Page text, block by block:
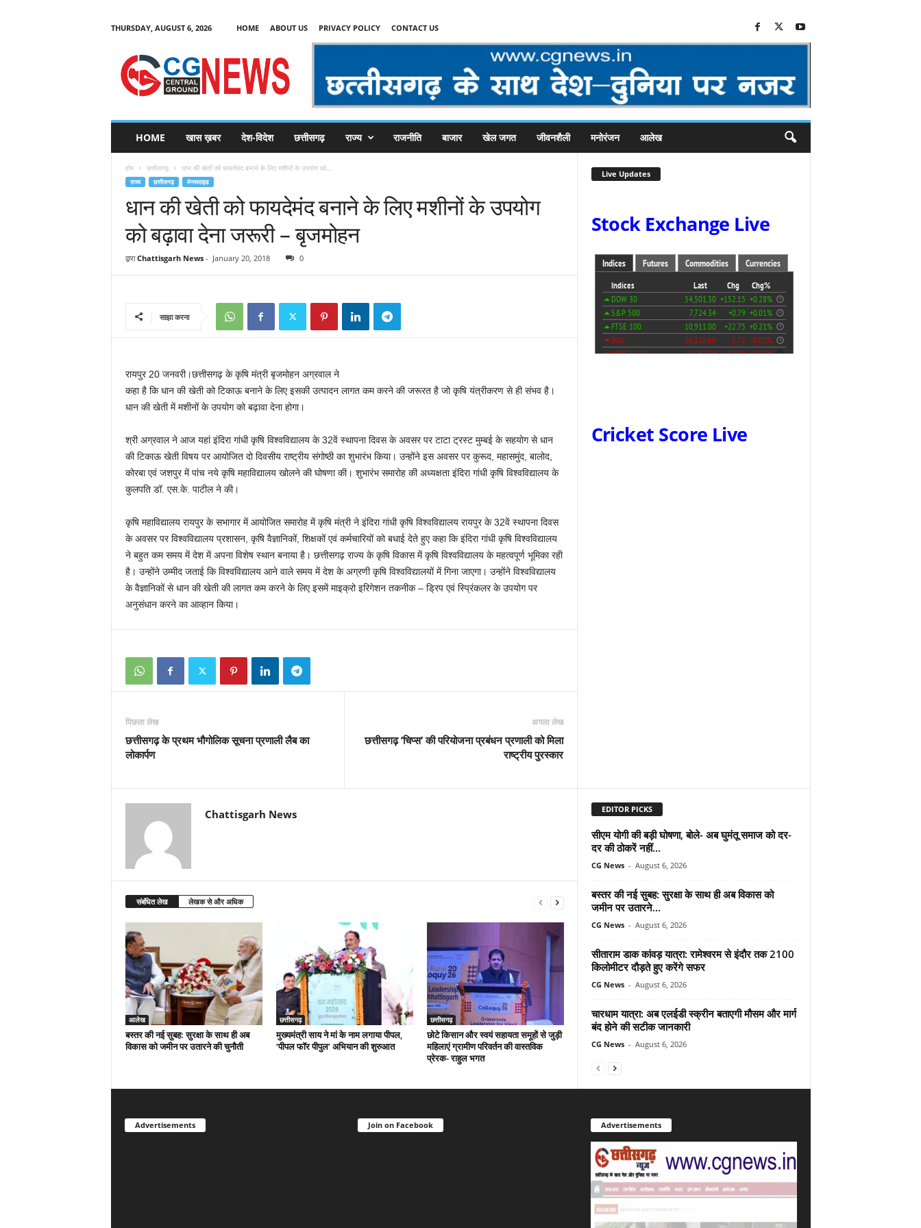
THURSDAY, AUGUST 6, 2026 HOME ABOUT US PRIVACY POLICY CONTACT US
C
HOME खास ख़बर देश-विदेश छत्तीसगढ़ राज्य राजनीति बाजार खेल जगत जीवनशैली मनोरंजन आलेख
होम छत्तीसगढ़ धान की खेती को फायदेमंद बनाने के लिए मशीनों के उपयोग को...
राज्य छत्तीसगढ़ मेनस्लाइड
धान की खेती को फायदेमंद बनाने के लिए मशीनों के उपयोग
को बढ़ावा देना जरूरी – बृजमोहन
द्वारा Chattisgarh News- January 20, 2018 0
साझा करना
रायपुर 20 जनवरी।छत्तीसगढ़ के कृषि मंत्री बृजमोहन अग्रवाल ने
कहा है कि धान की खेती को टिकाऊ बनाने के लिए इसकी उत्पादन लागत कम करने की जरूरत है जो कृषि यंत्रीकरण से ही संभव है।
धान की खेती में मशीनों के उपयोग को बढ़ावा देना होगा।
श्री अग्रवाल ने आज यहां इंदिरा गांधी कृषि विश्वविद्यालय के 32वें स्थापना दिवस के अवसर पर टाटा ट्रस्ट मुम्बई के सहयोग से धान
की टिकाऊ खेती विषय पर आयोजित दो दिवसीय राष्ट्रीय संगोष्ठी का शुभारंभ किया। उन्होंने इस अवसर पर कुरूद, महासमुंद, बालोद,
कोरबा एवं जशपुर में पांच नये कृषि महाविद्यालय खोलने की घोषणा की। शुभारंभ समारोह की अध्यक्षता इंदिरा गांधी कृषि विश्वविद्यालय के
कुलपति डॉ. एस.के. पाटील ने की।
कृषि महाविद्यालय रायपुर के सभागार में आयोजित समारोह में कृषि मंत्री ने इंदिरा गांधी कृषि विश्वविद्यालय रायपुर के 32वें स्थापना दिवस
के अवसर पर विश्वविद्यालय प्रशासन, कृषि वैज्ञानिकों, शिक्षकों एवं कर्मचारियों को बधाई देते हुए कहा कि इंदिरा गांधी कृषि विश्वविद्यालय
ने बहुत कम समय में देश में अपना विशेष स्थान बनाया है। छत्तीसगढ़ राज्य के कृषि विकास में कृषि विश्वविद्यालय के महत्वपूर्ण भूमिका रही
है। उन्होंने उम्मीद जताई कि विश्वविद्यालय आने वाले समय में देश के अग्रणी कृषि विश्वविद्यालयों में गिना जाएगा। उन्होंने विश्वविद्यालय
के वैज्ञानिकों से धान की खेती की लागत कम करने के लिए इसमें माइक्रो इरिगेशन तकनीक – ड्रिप एवं स्प्रिंकलर के उपयोग पर
अनुसंधान करने का आव्हान किया।
पिछला लेख
छत्तीसगढ़ के प्रथम भौगोलिक सूचना प्रणाली लैब का
लोकार्पण
अगला लेख
छत्तीसगढ़ ’चिप्स’ की परियोजना प्रबंधन प्रणाली को मिला
राष्ट्रीय पुरस्कार
Chattisgarh News
संबंधित लेख लेखक से और अधिक
आलेख
बस्तर की नई सुबह: सुरक्षा के साथ ही अब
विकास को जमीन पर उतारने की चुनौती
छत्तीसगढ़
मुख्यमंत्री साय ने मां के नाम लगाया पीपल,
‘पीपल फॉर पीपुल’ अभियान की शुरुआत
छत्तीसगढ़
छोटे किसान और स्वयं सहायता समूहों से जुड़ी
महिलाएं ग्रामीण परिवर्तन की वास्तविक
प्रेरक- राहुल भगत
Live Updates
Stock Exchange Live
Cricket Score Live
EDITOR PICKS
सीएम योगी की बड़ी घोषणा, बोले- अब घुमंतू समाज को दर-
दर की ठोकरें नहीं...
CG News - August 6, 2026
बस्तर की नई सुबह: सुरक्षा के साथ ही अब विकास को
जमीन पर उतारने...
CG News - August 6, 2026
सीताराम डाक कांवड़ यात्रा: रामेश्वरम से इंदौर तक 2100
किलोमीटर दौड़ते हुए करेंगे सफर
CG News - August 6, 2026
चारधाम यात्रा: अब एलईडी स्क्रीन बताएगी मौसम और मार्ग
बंद होने की सटीक जानकारी
CG News - August 6, 2026
Advertisements Join on Facebook Advertisements